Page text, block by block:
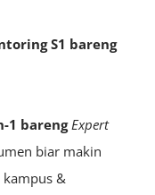
S1 bareng
1 barengExpert
biar makin
kampus &